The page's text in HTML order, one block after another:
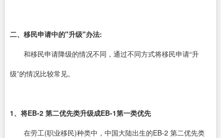
二、移民申请中的"升级"办法:
和移民申请降级的情况不同，通过不同方式将移民申请“升
级”的情况比较常见。
1、将EB-2 第二优先类升级成EB-1第一类优先
在劳工(职业移民)种类中，中国大陆出生的EB-2 第二优先类